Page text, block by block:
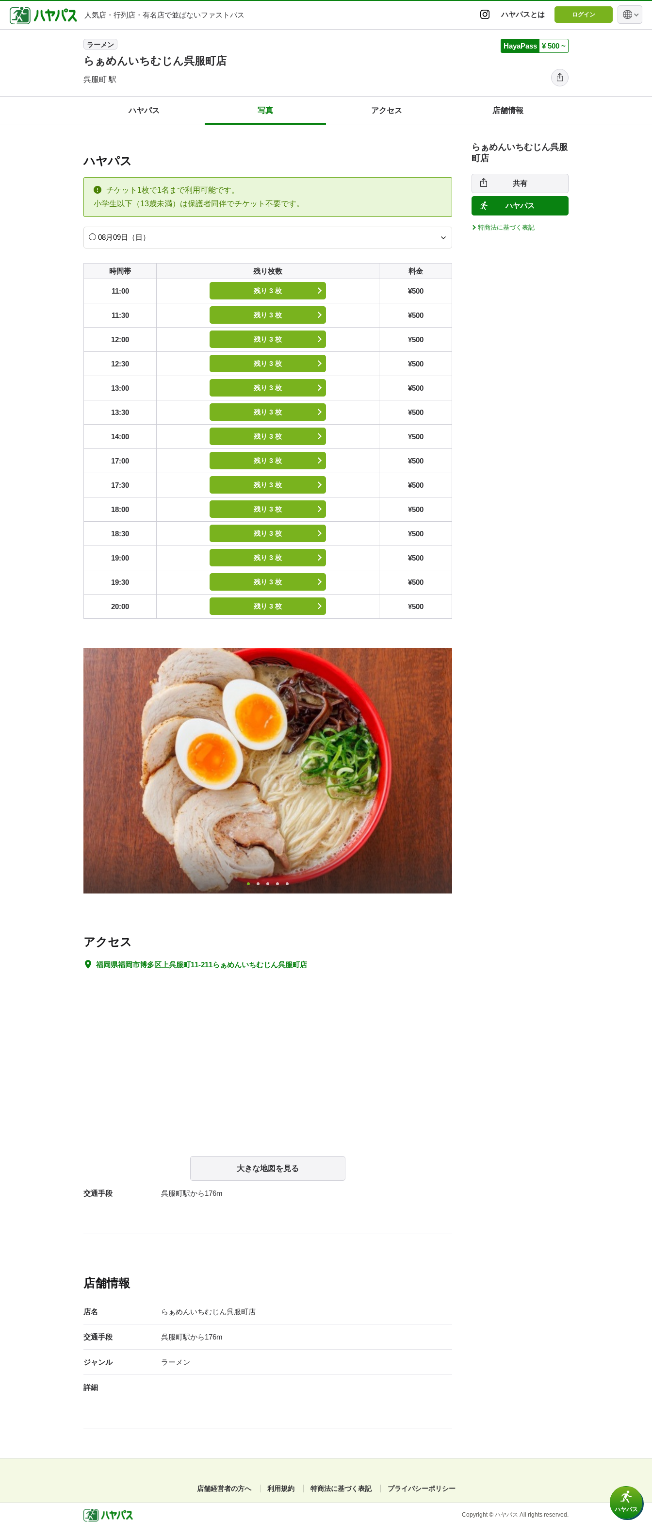
人気店・行列店・ 有名店で並ばないファストパス ハヤパスとは ログイン
ラーメン
らぁめんいちむじん呉服町店
呉服町 駅
HayaPass ¥ 500 ~
ハヤパス 写真 アクセス 店舗情報
ハヤパス
チケット1枚で1名まで利用可能です。
小学生以下（13歳未満）は保護者同伴でチケット不要です。
時間帯 残り枚数 料金
11:00 残り 3 枚 ¥500
11:30 残り 3 枚 ¥500
12:00 残り 3 枚 ¥500
12:30 残り 3 枚 ¥500
13:00 残り 3 枚 ¥500
13:30 残り 3 枚 ¥500
14:00 残り 3 枚 ¥500
17:00 残り 3 枚 ¥500
17:30 残り 3 枚 ¥500
18:00 残り 3 枚 ¥500
18:30 残り 3 枚 ¥500
19:00 残り 3 枚 ¥500
19:30 残り 3 枚 ¥500
20:00 残り 3 枚 ¥500
アクセス
福岡県福岡市博多区上呉服町11-211らぁめんいちむじん呉服町店
大きな地図を見る
交通手段 呉服町駅から176m
店舗情報
店名 らぁめんいちむじん呉服町店
交通手段 呉服町駅から176m
ジャンル ラーメン
詳細
らぁめんいちむじん呉服
町店
共有
ハヤパス
特商法に基づく表記
ハヤパス
店舗経営者の方へ 利用規約 特商法に基づく表記 プライバシーポリシー
Copyright © ハヤパス All rights reserved.